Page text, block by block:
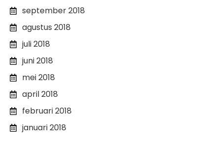
september 2018
agustus 2018
juli 2018
juni 2018
mei 2018
april 2018
februari 2018
januari 2018